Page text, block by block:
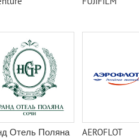
Отель Поляна AEROFLOT